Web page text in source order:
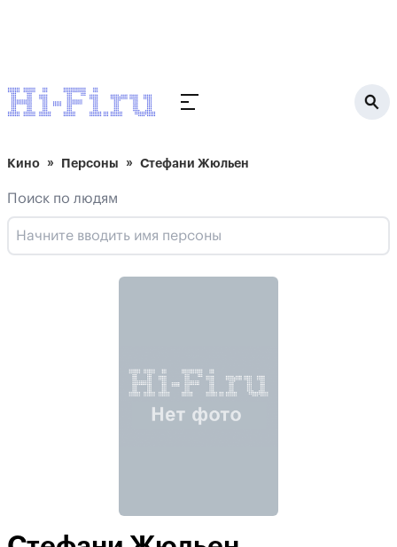
Кино Персоны Стефани Жюльен
Поиск по людям